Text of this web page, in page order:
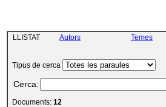
LLISTAT Autors Temes
Tipus de cerca
Cerca:
Documents: 12